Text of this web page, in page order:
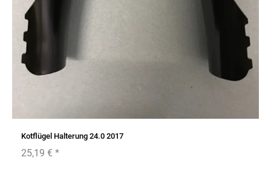
Kotflügel Halterung 24.0 2017
25,19 € *